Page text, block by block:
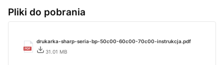
Pliki do pobrania
drukarka-sharp-seria-bp-50c00-60c00-70c00-instrukcja.pdf
31.01 MB